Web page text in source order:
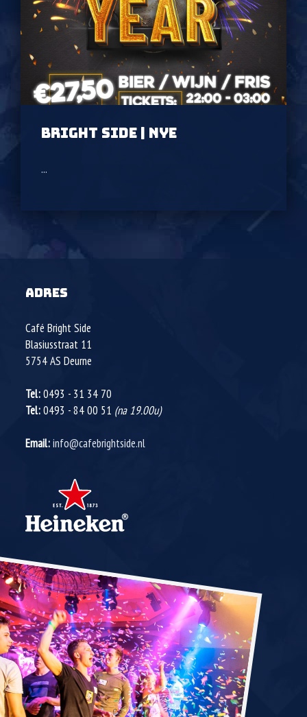
BRIGHT SIDE | NYE
...
ADRES
Café Bright Side
Blasiusstraat 11
5754 ASDeurne
Tel:0493 - 31 34 70
Tel:0493 - 84 00 51 (na 19.00u)
Email:info@cafebrightside.nl